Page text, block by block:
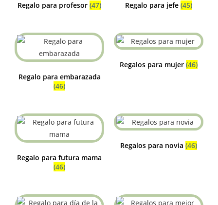
Regalo para profesor (47) Regalo para jefe (45)
Regalo para embarazada
(46)
Regalos para mujer (46)
Regalo para futura mama
(46)
Regalos para novia (46)